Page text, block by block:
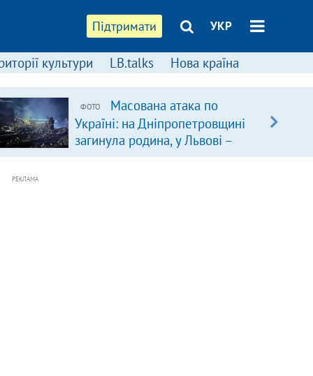
Підтримати УКР
культури LB.talks Нова країна
ФОТО
Масована атака по
Україні: на Дніпропетровщині
загинула родина, у Львові –
удар по багатоповерхівках
РЕКЛАМА